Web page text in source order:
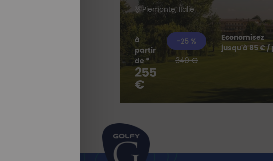
Piemonte, Italie
à
partir
de *
255
€
-25 %
340 €
Economisez
jusqu'à 85 € /